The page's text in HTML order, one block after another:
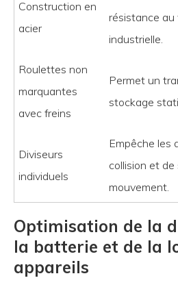
Construction en
acier
résistance au
industrielle.
Roulettes non
marquantes
avec freins
Permet un
stockage
Diviseurs
individuels
Empêche les
collision et
mouvement.
Optimisation de la
la batterie et de la
appareils